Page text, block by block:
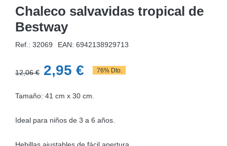
Chaleco salvavidas tropical de
Bestway
Ref.: 32069 EAN: 6942138929713
12,06€ El
original
era:
2,95 €El
actual
es:
76% Dto.
Tamaño: 41 cm x 30 cm.
Ideal para niños de 3 a 6 años.